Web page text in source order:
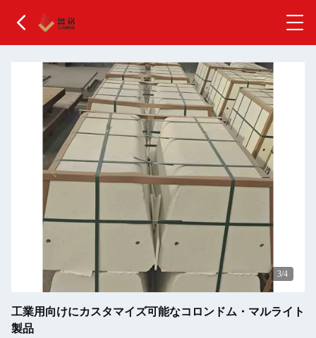
4/4
工業用向けにカスタマイズ可能なコロンドム・マルライト
製品